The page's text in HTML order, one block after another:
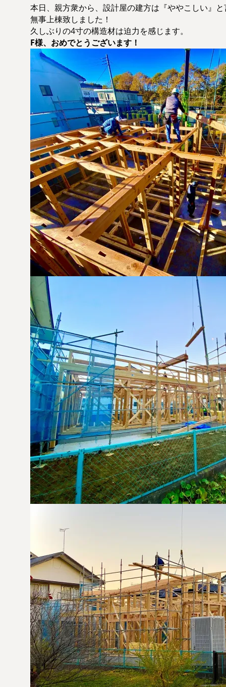
本日、親方衆から、設計屋の建方は『ややこしい』
無事上棟致しました！
久しぶりの4寸の構造材は迫力を感じます。
F様、おめでとうございます！